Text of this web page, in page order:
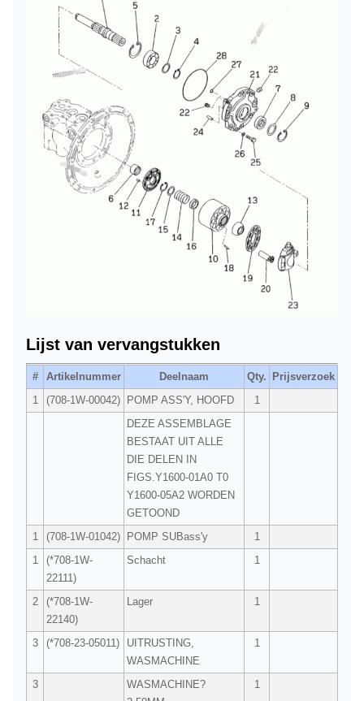
Lijst van vervangstukken
# Artikelnummer Deelnaam Qty. Prijsverzoek
1
(708-1W-00042) POMP ASS'Y, HOOFD
1
DEZE ASSEMBLAGE
BESTAAT UIT ALLE
DIE DELEN IN
FIGS.Y1600-01A0 T0
Y1600-05A2 WORDEN
GETOOND
1
(708-1W-01042) POMP SUBass'y
1
1
(*708-1W-
22111)
Schacht 1
2
(*708-1W-
22140)
Lager 1
3 (*708-23-05011)
UITRUSTING,
WASMACHINE
1
3
WASMACHINE?
1